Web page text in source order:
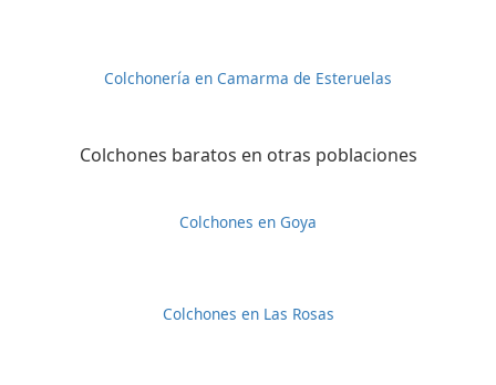
Colchonería en Camarma de Esteruelas
Colchones baratos en otras poblaciones
Colchones en Goya
Colchones en Las Rosas